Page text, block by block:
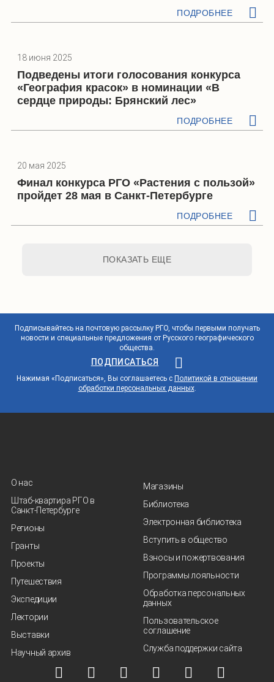
ПОДРОБНЕЕ
18 июня 2025
Подведены итоги голосования конкурса
«География красок» в номинации «В
сердце природы: Брянский лес»
ПОДРОБНЕЕ
20 мая 2025
Финал конкурса РГО «Растения с пользой»
пройдет 28 мая в Санкт-Петербурге
ПОДРОБНЕЕ
ПОКАЗАТЬ ЕЩЕ
Подписывайтесь на почтовую рассылку РГО, чтобы первыми получать
новости и специальные предложения от Русского географического
общества.
ПОДПИСАТЬСЯ
Нажимая «Подписаться», Вы соглашаетесь с Политикой в отношении
обработки персональных данных.
О нас
Штаб-квартира РГО в
Санкт‑Петербурге
Регионы
Гранты
Проекты
Путешествия
Экспедиции
Лектории
Выставки
Научный архив
Магазины
Библиотека
Электронная библиотека
Вступить в общество
Взносы и пожертвования
Программы лояльности
Обработка персональных
данных
Пользовательское
соглашение
Служба поддержки сайта